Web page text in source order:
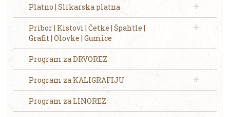
Platno | Slikarska platna
Pribor | Kistovi | Četke | Špahtle |
Grafit | Olovke | Gumice
Program za DRVOREZ
Program za KALIGRAFIJU
Program za LINOREZ